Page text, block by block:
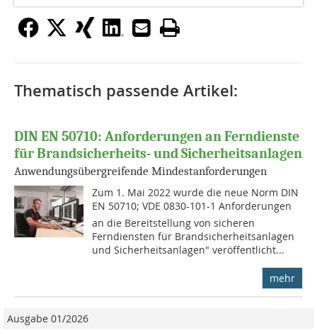
Thematisch passende Artikel:
DIN EN 50710: Anforderungen an Ferndienste
für Brandsicherheits- und Sicherheitsanlagen
Anwendungsübergreifende Mindestanforderungen
Zum 1. Mai 2022 wurde die neue Norm DIN
EN 50710; VDE 0830-101-1 Anforderungen
an die Bereitstellung von sicheren
Ferndiensten für Brandsicherheitsanlagen
und Sicherheitsanlagen" veröffentlicht...
mehr
Ausgabe 01/2026